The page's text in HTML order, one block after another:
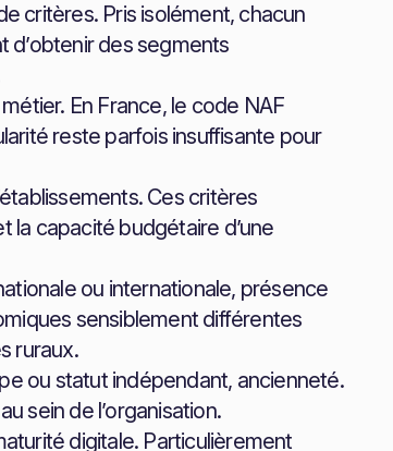
critères. Pris isolément, chacun
d’obtenir des segments
En France, le code NAF
reste parfois insuffisante pour
Ces critères
la capacité budgétaire d’une
ou internationale, présence
sensiblement différentes
ruraux.
ou statut indépendant, ancienneté.
sein de l’organisation.
digitale. Particulièrement